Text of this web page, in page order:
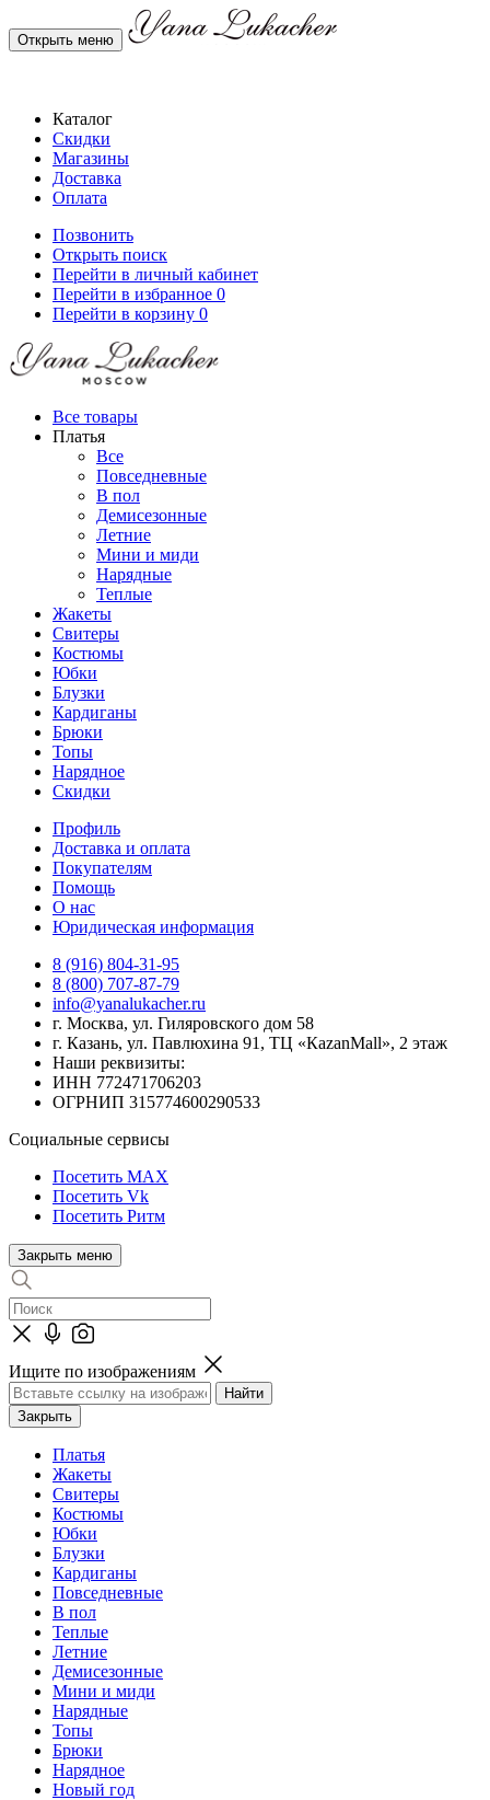
Открыть меню
Каталог
Скидки
Магазины
Доставка
Оплата
Позвонить
Открыть поиск
Перейти в личный кабинет
Перейти в избранное 0
Перейти в корзину 0
Все товары
Платья
Все
Повседневные
В пол
Демисезонные
Летние
Мини и миди
Нарядные
Теплые
Жакеты
Свитеры
Костюмы
Юбки
Блузки
Кардиганы
Брюки
Топы
Нарядное
Скидки
Профиль
Доставка и оплата
Покупателям
Помощь
О нас
Юридическая информация
8 (916) 804-31-95
8 (800) 707-87-79
info@yanalukacher.ru
г. Москва, ул. Гиляровского дом 58
г. Казань, ул. Павлюхина 91, ТЦ «КazanMall», 2 этаж
Наши реквизиты:
ИНН 772471706203
ОГРНИП 315774600290533
Социальные сервисы
Посетить MAX
Посетить Vk
Посетить Ритм
Закрыть меню
Ищите по изображениям
Закрыть
Платья
Жакеты
Свитеры
Костюмы
Юбки
Блузки
Кардиганы
Повседневные
В пол
Теплые
Летние
Демисезонные
Мини и миди
Нарядные
Топы
Брюки
Нарядное
Новый год